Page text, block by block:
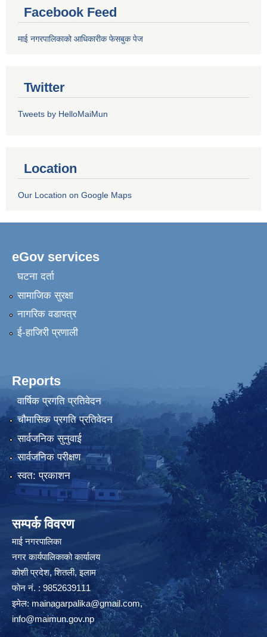
Facebook Feed
माई नगरपालिकाको आधिकारीक फेसबुक पेज
Twitter
Tweets by HelloMaiMun
Location
Our Location on Google Maps
eGov services
घटना दर्ता
सामाजिक सुरक्षा
नागरिक वडापत्र
ई-हाजिरी प्रणाली
Reports
वार्षिक प्रगति प्रतिवेदन
चौमासिक प्रगति प्रतिवेदन
सार्वजनिक सुनुवाई
सार्वजनिक परीक्षण
स्वत: प्रकाशन
सम्पर्क विवरण
माई नगरपालिका
नगर कार्यपालिकाको कार्यालय
कोशी प्रदेश, शितली, इलाम
फोन नं. : 9852639111
इमेल:mainagarpalika@gmail.com,
info@maimun.gov.np